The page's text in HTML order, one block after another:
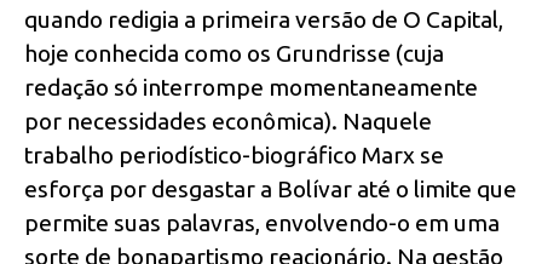
quando redigia a primeira versão de O Capital,
hoje conhecida como os Grundrisse (cuja
redação só interrompe momentaneamente
por necessidades econômica). Naquele
trabalho periodístico-biográfico Marx se
esforça por desgastar a Bolívar até o limite que
permite suas palavras, envolvendo-o em uma
sorte de bonapartismo reacionário. Na gestão